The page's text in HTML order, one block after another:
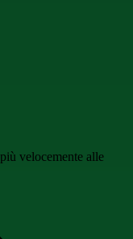
velocemente alle